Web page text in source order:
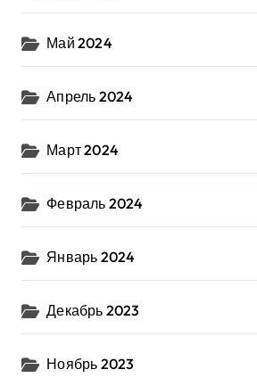
Май 2024
Апрель 2024
Март 2024
Февраль 2024
Январь 2024
Декабрь 2023
Ноябрь 2023